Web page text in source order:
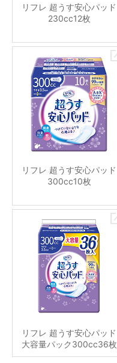
リフレ 超うす安心パッド
230cc12枚
リフレ 超うす安心パッド
300cc10枚
リフレ 超うす安心パッド
大容量パック300cc36枚